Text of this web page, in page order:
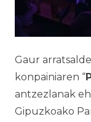
Gaur
konpainiaren “
antzezlanak
Gipuzkoako